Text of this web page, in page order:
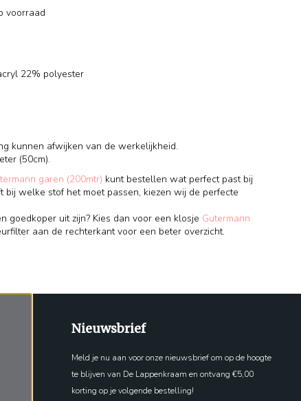
voorraad
22% polyester
kunnen afwijken van de werkelijkheid.
(50cm).
garen (200mtr) kunt bestellen wat perfect past bij
welke stof het moet passen, kiezen wij de perfecte
goedkoper uit zijn? Kies dan voor een klosje Gutermann
aan de rechterkant voor een beter overzicht.
Nieuwsbrief
Meld je nu aan voor onze nieuwsbrief om op de hoogte
te blijven van De Lappenkraam en ontvang €5,00
korting op je volgende bestelling!